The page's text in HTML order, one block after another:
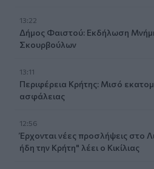
13:22
Δήμος Φαιστού: Εκδήλωση
Σκουρβούλων
13:11
Περιφέρεια Κρήτης: Μισό
ασφάλειας
12:56
Έρχονται νέες προσλήψεις στο
ήδη την Κρήτη" λέει ο Κικίλιας